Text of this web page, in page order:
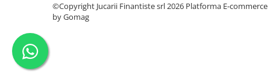
Pictură și desen
Accesorii pentru pictură
Acuarele
Creioane grafit și cărbune
©Copyright Jucarii Finantiste srl 2026 Platforma E-commerce
by Gomag